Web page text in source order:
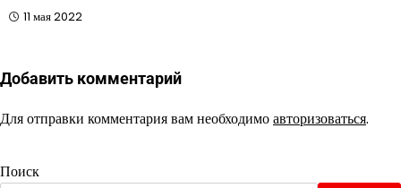
11 мая 2022
Добавить комментарий
Для отправки комментария вам необходимоавторизоваться.
Поиск